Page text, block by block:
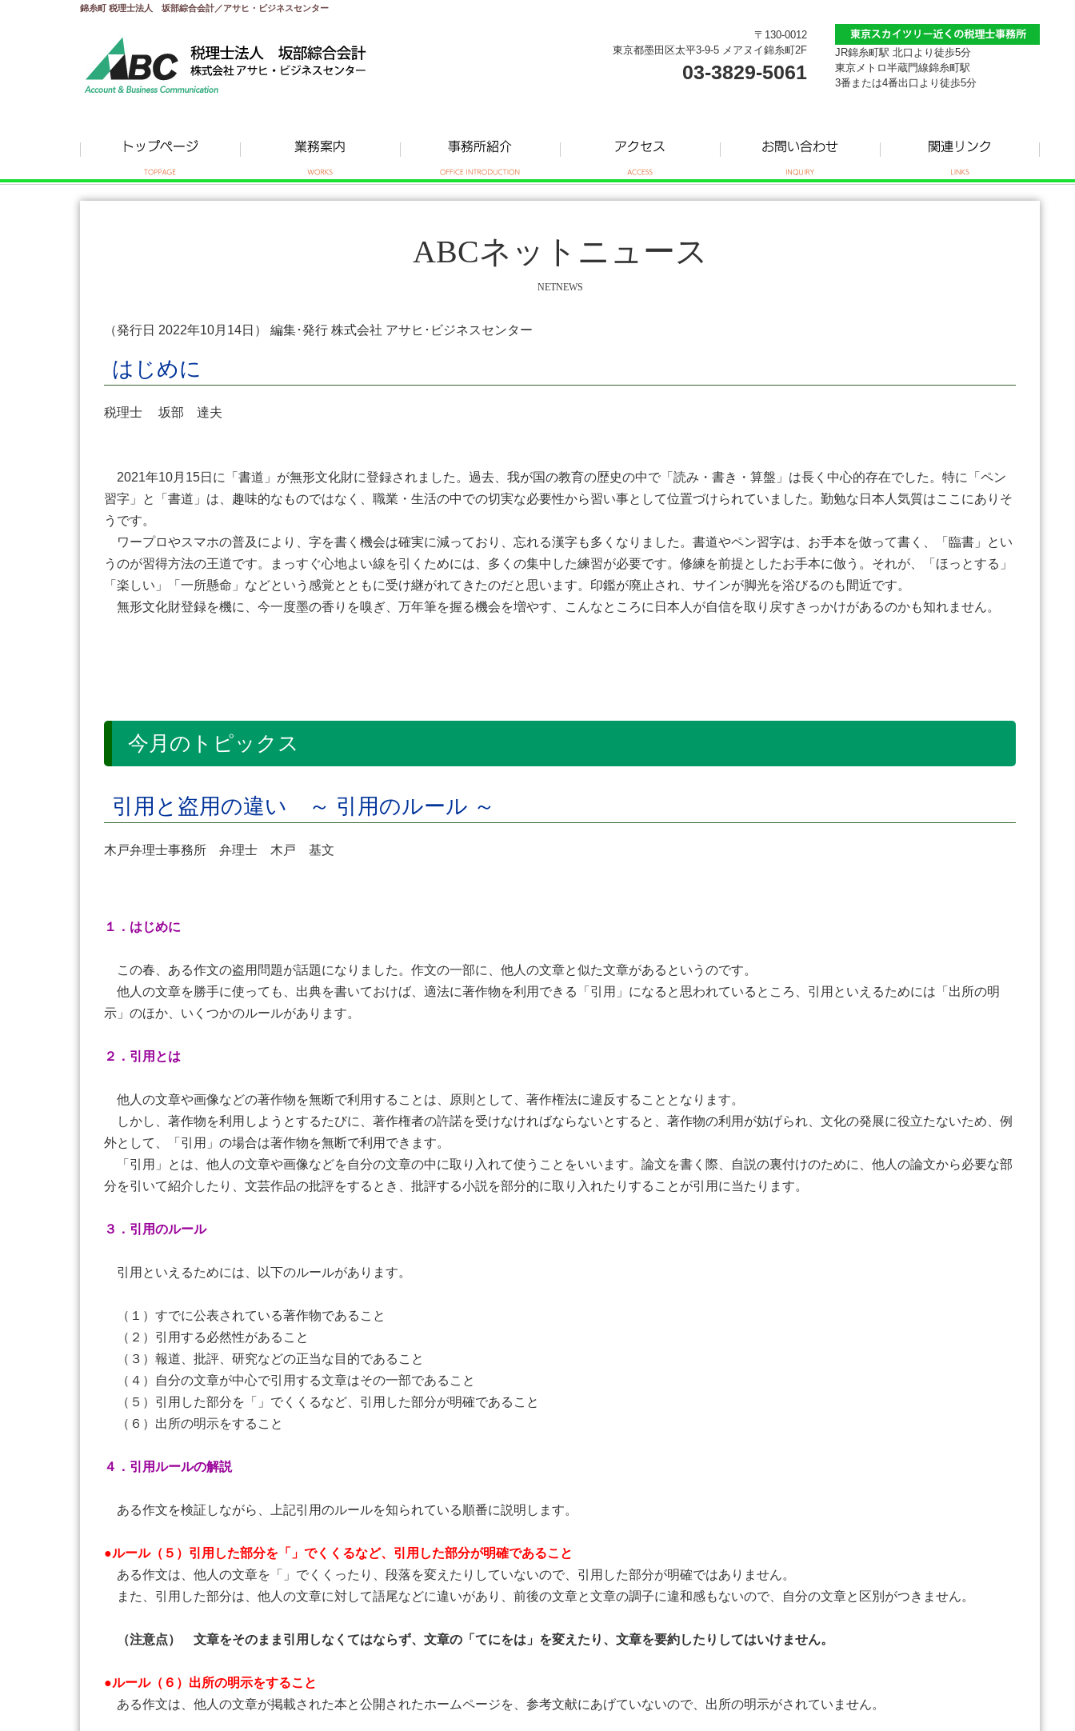
錦糸町 税理士法人 坂部綜合会計／アサヒ・ビジネスセンター
〒130-0012
東京都墨田区太平3-9-5 メアヌイ錦糸町2F
03-3829-5061
JR錦糸町駅 北口より徒歩5分
東京メトロ半蔵門線錦糸町駅
3番または4番出口より徒歩5分
ABCネットニュース
NETNEWS
（発行日 2022年10月14日） 編集･発行 株式会社 アサヒ･ビジネスセンター
はじめに
税理士 坂部 達夫
2021年10月15日に「書道」が無形文化財に登録されました。過去、我が国の教育の歴史の中で「読み・書き・算盤」は長く中心的存在でした。特に「ペン
習字」と「書道」は、趣味的なものではなく、職業・生活の中での切実な必要性から習い事として位置づけられていました。勤勉な日本人気質はここにありそ
うです。
ワープロやスマホの普及により、字を書く機会は確実に減っており、忘れる漢字も多くなりました。書道やペン習字は、お手本を倣って書く、「臨書」とい
うのが習得方法の王道です。まっすぐ心地よい線を引くためには、多くの集中した練習が必要です。修練を前提としたお手本に倣う。それが、「ほっとする」
「楽しい」「一所懸命」などという感覚とともに受け継がれてきたのだと思います。印鑑が廃止され、サインが脚光を浴びるのも間近です。
無形文化財登録を機に、今一度墨の香りを嗅ぎ、万年筆を握る機会を増やす、こんなところに日本人が自信を取り戻すきっかけがあるのかも知れません。
今月のトピックス
引用と盗用の違い ～ 引用のルール ～
木戸弁理士事務所 弁理士 木戸 基文
１．はじめに
この春、ある作文の盗用問題が話題になりました。作文の一部に、他人の文章と似た文章があるというのです。
他人の文章を勝手に使っても、出典を書いておけば、適法に著作物を利用できる「引用」になると思われているところ、引用といえるためには「出所の明
示」のほか、いくつかのルールがあります。
２．引用とは
他人の文章や画像などの著作物を無断で利用することは、原則として、著作権法に違反することとなります。
しかし、著作物を利用しようとするたびに、著作権者の許諾を受けなければならないとすると、著作物の利用が妨げられ、文化の発展に役立たないため、例
外として、「引用」の場合は著作物を無断で利用できます。
「引用」とは、他人の文章や画像などを自分の文章の中に取り入れて使うことをいいます。論文を書く際、自説の裏付けのために、他人の論文から必要な部
分を引いて紹介したり、文芸作品の批評をするとき、批評する小説を部分的に取り入れたりすることが引用に当たります。
３．引用のルール
引用といえるためには、以下のルールがあります。
（１）すでに公表されている著作物であること
（２）引用する必然性があること
（３）報道、批評、研究などの正当な目的であること
（４）自分の文章が中心で引用する文章はその一部であること
（５）引用した部分を「」でくくるなど、引用した部分が明確であること
（６）出所の明示をすること
４．引用ルールの解説
ある作文を検証しながら、上記引用のルールを知られている順番に説明します。
●ルール（５）引用した部分を「」でくくるなど、引用した部分が明確であること
ある作文は、他人の文章を「」でくくったり、段落を変えたりしていないので、引用した部分が明確ではありません。
また、引用した部分は、他人の文章に対して語尾などに違いがあり、前後の文章と文章の調子に違和感もないので、自分の文章と区別がつきません。
（注意点） 文章をそのまま引用しなくてはならず、文章の「てにをは」を変えたり、文章を要約したりしてはいけません。
●ルール（６）出所の明示をすること
ある作文は、他人の文章が掲載された本と公開されたホームページを、参考文献にあげていないので、出所の明示がされていません。